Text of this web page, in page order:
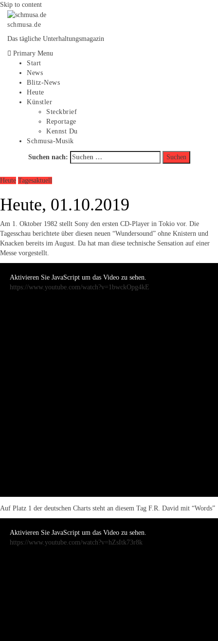
Skip to content
schmusa.de
Das tägliche Unterhaltungsmagazin
Primary Menu
Start
News
Blitz-News
Heute
Künstler
Steckbrief
Reportage
Kennst Du
Schmusa-Musik
Suchen nach:
Heute Tagesaktuell
Heute, 01.10.2019
Am 1. Oktober 1982 stellt Sony den ersten CD-Player in Tokio vor. Die
Tagesschau berichtete über diesen neuen “Wundersound” ohne Knistern und
Knacken bereits im August. Da hat man diese technische Sensation auf einer
Messe vorgestellt.
Aktivieren Sie JavaScript um das Video zu sehen.
https://www.youtube.com/watch?v=1bwckOpg4kE
Auf Platz 1 der deutschen Charts steht an diesem Tag F.R. David mit “Words”
Aktivieren Sie JavaScript um das Video zu sehen.
https://www.youtube.com/watch?v=hZsItk73r8k